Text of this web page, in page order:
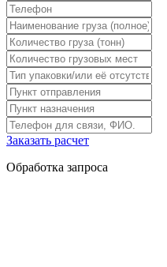
Заказать расчет
Обработка запроса